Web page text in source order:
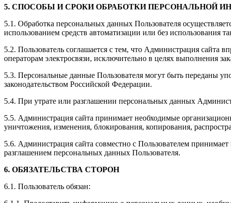
5. СПОСОБЫ И СРОКИ ОБРАБОТКИ ПЕРСОНАЛЬНОЙ
5.1. Обработка персональных данных Пользователя
использованием средств автоматизации или без использования
5.2. Пользователь соглашается с тем, что Администрация сайта
операторам электросвязи, исключительно в целях выполнения
5.3. Персональные данные Пользователя могут быть переданы
законодательством Российской Федерации.
5.4. При утрате или разглашении персональных данных
5.5. Администрация сайта принимает необходимые
уничтожения, изменения, блокирования, копирования,
5.6. Администрация сайта совместно с Пользователем
разглашением персональных данных Пользователя.
6. ОБЯЗАТЕЛЬСТВА СТОРОН
6.1. Пользователь обязан: